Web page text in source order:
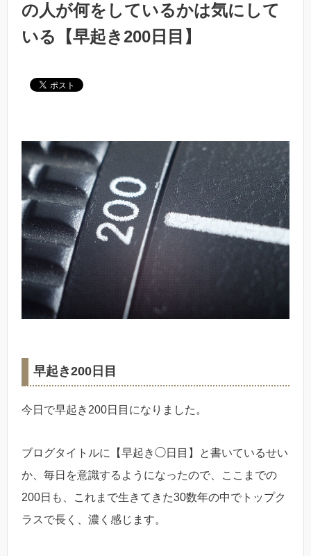
の人が何をしているかは気にして
いる【早起き200日目】
早起き200日目
今日で早起き200日目になりました。
ブログタイトルに【早起き◯日目】と書いているせい
か、毎日を意識するようになったので、ここまでの
200日も、これまで生きてきた30数年の中でトップク
ラスで長く、濃く感じます。